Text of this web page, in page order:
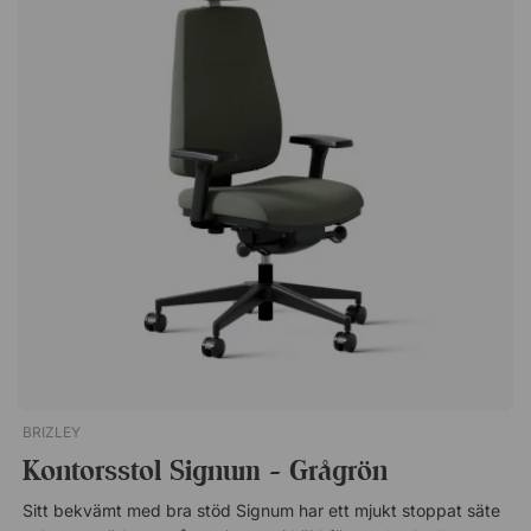
och prisvärd design! Uppfyller höga miljö- och hälsokrav. Alltid
BRIZLEY
Kontorsstol Signum - Grågrön
Sitt bekvämt med bra stöd Signum har ett mjukt stoppat säte